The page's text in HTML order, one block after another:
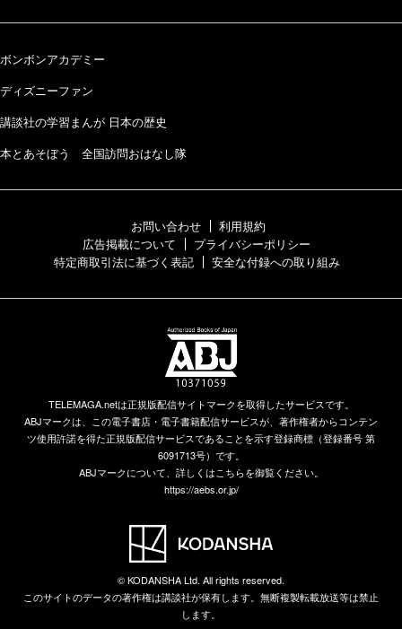
ボンボンアカデミー
ディズニーファン
講談社の学習まんが 日本の歴史
本とあそぼう 全国訪問おはなし隊
お問い合わせ
利用規約
広告掲載について
プライバシーポリシー
特定商取引法に基づく表記
安全な付録への取り組み
TELEMAGA.netは正規版配信サイトマークを取得したサービスです。
ABJマークは、この電子書店・電子書籍配信サービスが、著作権者からコンテン
ツ使用許諾を得た正規版配信サービスであることを示す登録商標（登録番号 第
6091713号）です。
ABJマークについて、詳しくはこちらを御覧ください。
https://aebs.or.jp/
© KODANSHA Ltd. All rights reserved.
このサイトのデータの著作権は講談社が保有します。無断複製転載放送等は禁止
します。